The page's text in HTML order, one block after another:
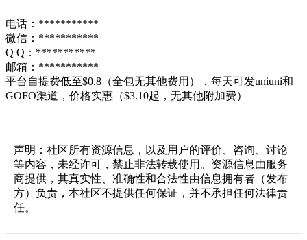
电话：***********
微信：***********
Q Q：***********
邮箱：***********
平台自提费低至$0.8（全包无其他费用），每天可发uniuni和
GOFO渠道，价格实惠（$3.10起，无其他附加费）
声明：社区所有资源信息，以及用户的评价、咨询、讨论
等内容，未经许可，禁止非法转载使用。资源信息由服务
商提供，其真实性、准确性和合法性由信息拥有者（发布
方）负责，本社区不提供任何保证，并不承担任何法律责
任。